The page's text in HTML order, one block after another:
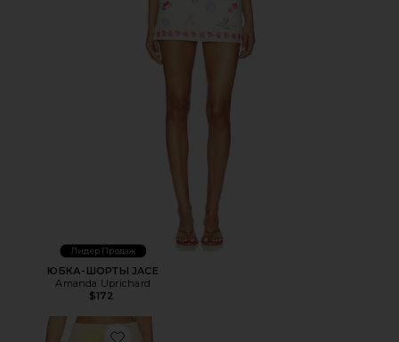
Лидер Продаж
ЮБКА-ШОРТЫ JACE
Amanda Uprichard
$172